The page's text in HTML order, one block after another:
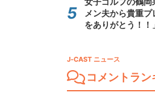
メン夫から貴重
をありがとう！！
J-CAST ニュース
コメントラン